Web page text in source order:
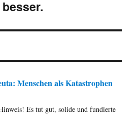
Menschen als Katastrophen
Es tut gut, solide und fundierte